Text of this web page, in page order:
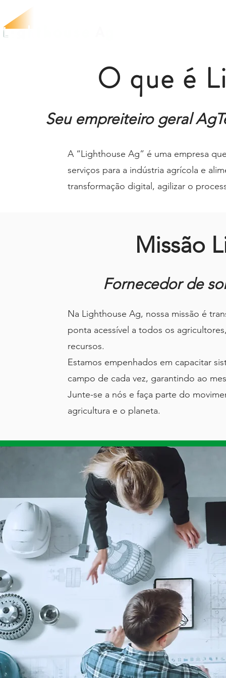
O que é
Seu empreiteiro geral
A “Lighthouse Ag” é uma empresa
serviços para a indústria agrícola e
transformação digital, agilizar o
Missão
Fornecedor de
Na Lighthouse Ag, nossa missão é
ponta acessível a todos os
recursos.
Estamos empenhados em capacitar
campo de cada vez, garantindo ao
Junte-se a nós e faça parte do
agricultura e o planeta.